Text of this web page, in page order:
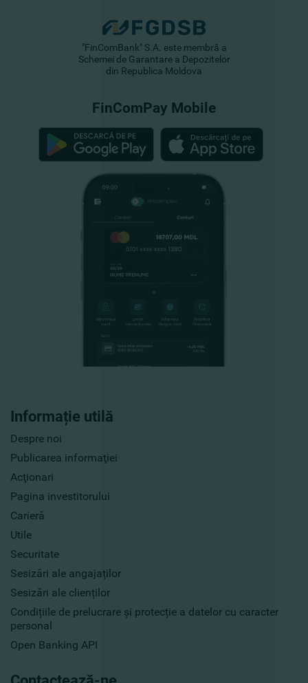
Informație utilă
Despre noi
Publicarea informaţiei
Acţionari
Pagina investitorului
Carieră
Utile
Securitate
Sesizări ale angajaților
Sesizări ale clienților
Condițiile de prelucrare și protecție a datelor cu caracter
personal
Open Banking API
"FinComBank" S.A. este membră a
Schemei de Garantare a Depozitelor
din Republica Moldova
FinComPay Mobile